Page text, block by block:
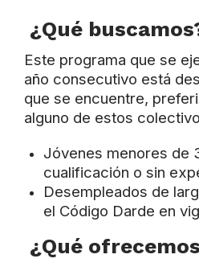
¿Qué
Este programa que se
año consecutivo está
que se encuentre,
alguno de estos col
Jóvenes menores de
cualificación o sin
Desempleados de
el Código Darde en
¿Qué